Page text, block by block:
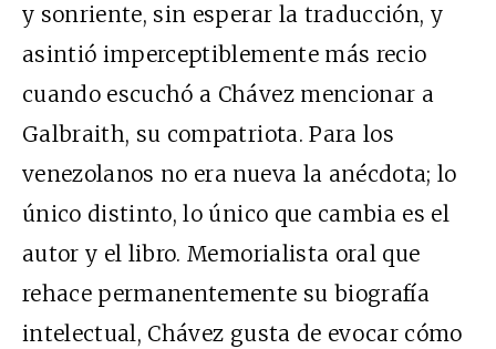
y sonriente, sin esperar la traducción, y
asintió imperceptiblemente más recio
cuando escuchó a Chávez mencionar a
Galbraith, su compatriota. Para los
venezolanos no era nueva la anécdota; lo
único distinto, lo único que cambia es el
autor y el libro. Memorialista oral que
rehace permanentemente su biografía
intelectual, Chávez gusta de evocar cómo